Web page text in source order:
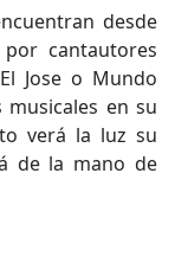
desde
cantautores
Jose o Mundo
en su
verá la luz su
de la mano de